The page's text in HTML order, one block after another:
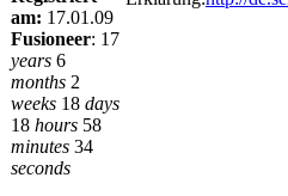
am: 17.01.09
Fusioneer: 17
years 6
months 2
weeks 18 days
18 hours 58
minutes 34
seconds